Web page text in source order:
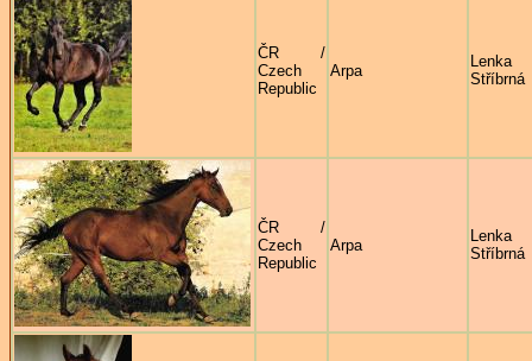
ČR /
Czech
Republic
Arpa
Lenka
Stříbrná
ČR /
Czech
Republic
Arpa
Lenka
Stříbrná